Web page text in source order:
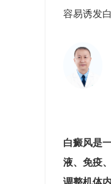
容易诱发
白癜风是
液、免疫
调整机体